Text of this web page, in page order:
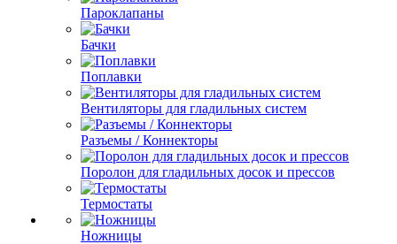
Пароклапаны
Бачки
Поплавки
Вентиляторы для гладильных систем
Разъемы / Коннекторы
Поролон для гладильных досок и прессов
Термостаты
Ножницы